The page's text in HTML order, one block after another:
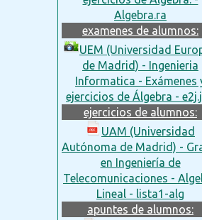
Algebra.ra
examenes de alumnos:
UEM (Universidad
de Madrid) - Ingenieria
Informatica - Exámenes
ejercicios de Álgebra -
ejercicios de alumnos:
UAM (Universidad
Autónoma de Madrid) -
en Ingeniería de
Telecomunicaciones -
Lineal - lista1-alg
apuntes de alumnos: